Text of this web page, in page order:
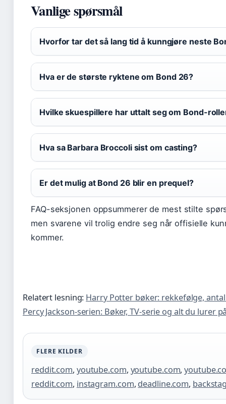
Vanlige spørsmål
Hvorfor tar det så lang tid å kunngjøre neste
Hva er de største ryktene om Bond 26?
Hvilke skuespillere har uttalt seg om Bond-
Hva sa Barbara Broccoli sist om casting?
Er det mulig at Bond 26 blir en prequel?
FAQ-seksjonen oppsummerer de mest stilte
men svarene vil trolig endre seg når offisielle
kommer.
Relatert lesning: Harry Potter bøker: rekkefølge,
Percy Jackson-serien: Bøker, TV-serie og alt du lurer
FLERE KILDER
reddit.com, youtube.com, youtube.com,
reddit.com, instagram.com, deadline.com,